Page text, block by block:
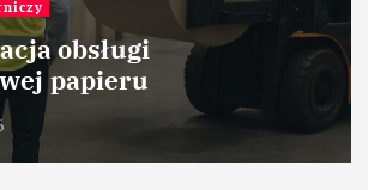
Charakterystyka
marglistych
produkcji klinkieru
7 sierpnia, 2026